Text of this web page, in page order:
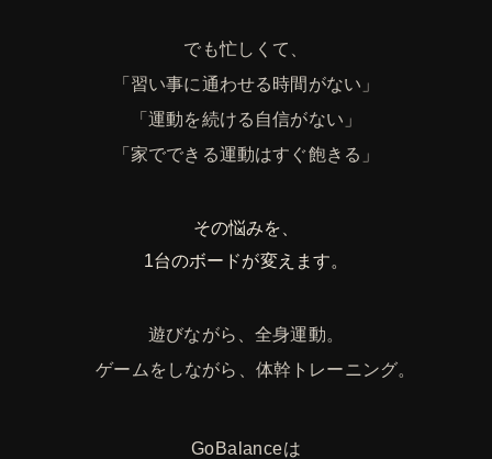
でも忙しくて、
「習い事に通わせる時間がない」
「運動を続ける自信がない」
「家でできる運動はすぐ飽きる」
その悩みを、
1台のボードが変えます。
遊びながら、全身運動。
ゲームをしながら、体幹トレーニング。
GoBalanceは